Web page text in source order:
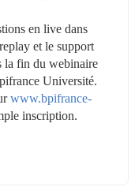
en live dans
et le support
la fin du webinaire
Université.
www.bpifrance-
inscription.